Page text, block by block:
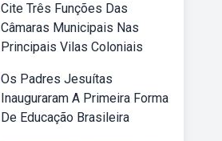
Cite Três Funções Das
Câmaras Municipais Nas
Principais Vilas Coloniais
Os Padres Jesuítas
Inauguraram A Primeira Forma
De Educação Brasileira